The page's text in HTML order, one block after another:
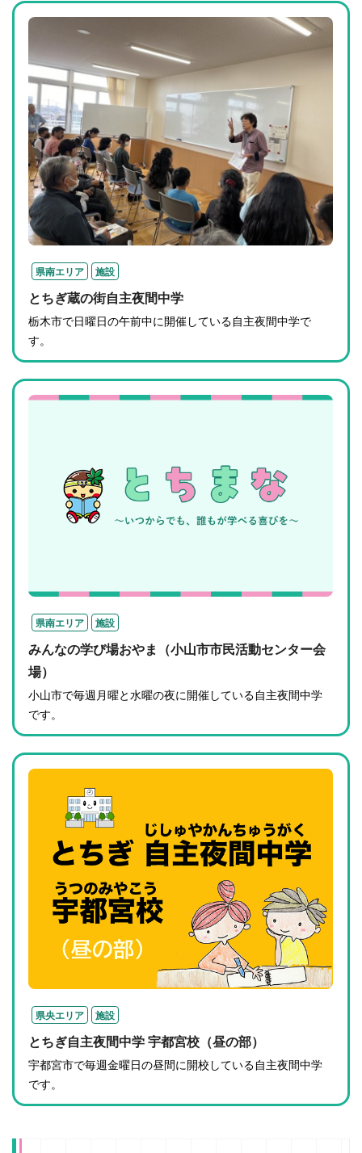
県南エリア 施設
とちぎ蔵の街自主夜間中学
栃木市で日曜日の午前中に開催している自主夜間中学で
す。
県南エリア 施設
みんなの学び場おやま（小山市市民活動センター会
場）
小山市で毎週月曜と水曜の夜に開催している自主夜間中学
です。
県央エリア 施設
とちぎ自主夜間中学 宇都宮校（昼の部）
宇都宮市で毎週金曜日の昼間に開校している自主夜間中学
です。